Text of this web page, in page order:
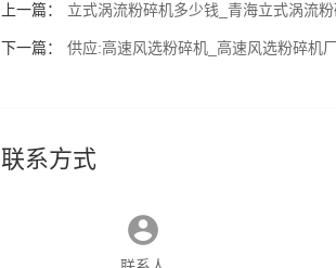
上一篇： 立式涡流粉碎机多少钱_青海立式涡流
下一篇： 供应:高速风选粉碎机_高速风选粉碎机厂
联系方式